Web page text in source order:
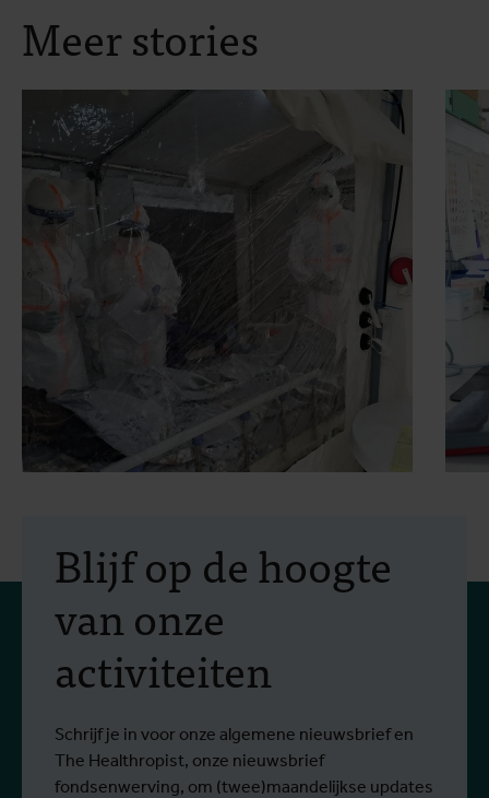
Meer stories
In Bunia start een studie
naar twee behandelingen
tegen het Bundibugyo-
virus
Sinds het begin van de uitbraak zijn meer
430 mensen overleden.
Blijf op de hoogte
van onze
activiteiten
Schrijf je in voor onze algemene nieuwsbrief en
The Healthropist, onze nieuwsbrief
fondsenwerving, om (twee)maandelijkse updates